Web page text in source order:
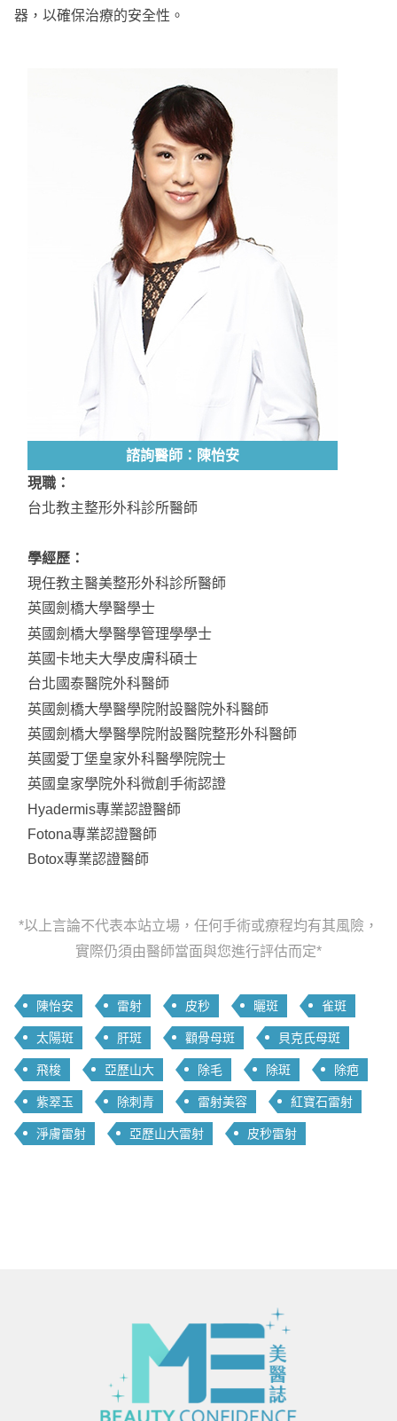
器，以確保治療的安全性。
諮詢醫師：陳怡安
現職：
台北教主整形外科診所醫師
學經歷：
現任教主醫美整形外科診所醫師
英國劍橋大學醫學士
英國劍橋大學醫學管理學學士
英國卡地夫大學皮膚科碩士
台北國泰醫院外科醫師
英國劍橋大學醫學院附設醫院外科醫師
英國劍橋大學醫學院附設醫院整形外科醫師
英國愛丁堡皇家外科醫學院院士
英國皇家學院外科微創手術認證
Hyadermis專業認證醫師
Fotona專業認證醫師
Botox專業認證醫師
*以上言論不代表本站立場，任何手術或療程均有其風險，
實際仍須由醫師當面與您進行評估而定*
陳怡安 雷射 皮秒 曬斑 雀斑
太陽斑 肝斑 顴骨母斑 貝克氏母斑
飛梭 亞歷山大 除毛 除斑 除疤
紫翠玉 除刺青 雷射美容 紅寶石雷射
淨膚雷射 亞歷山大雷射 皮秒雷射